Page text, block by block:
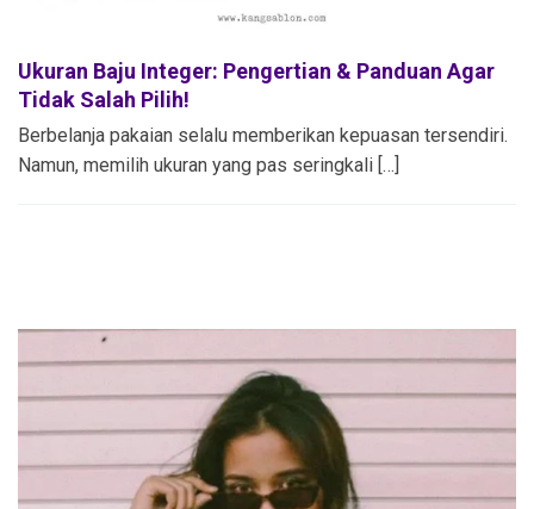
Ukuran Baju Integer: Pengertian & Panduan Agar
Tidak Salah Pilih!
Berbelanja pakaian selalu memberikan kepuasan tersendiri.
Namun, memilih ukuran yang pas seringkali […]